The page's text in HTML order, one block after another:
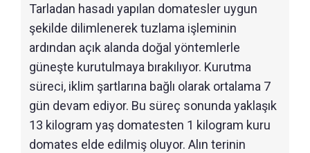
Tarladan hasadı yapılan domatesler uygun
şekilde dilimlenerek tuzlama işleminin
ardından açık alanda doğal yöntemlerle
güneşte kurutulmaya bırakılıyor. Kurutma
süreci, iklim şartlarına bağlı olarak ortalama 7
gün devam ediyor. Bu süreç sonunda yaklaşık
13 kilogram yaş domatesten 1 kilogram kuru
domates elde edilmiş oluyor. Alın terinin